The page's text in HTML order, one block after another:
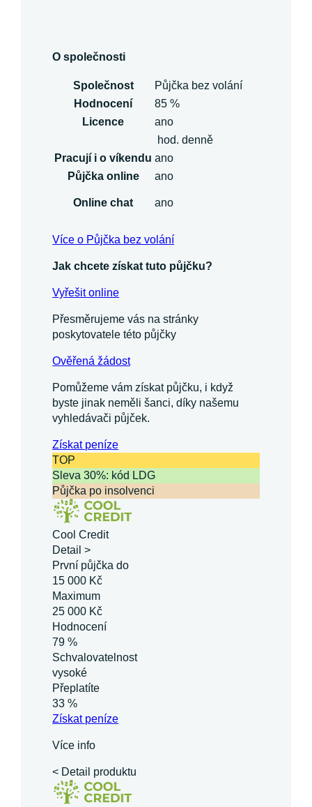
O společnosti
Společnost
Půjčka bez volání
Hodnocení
85 %
Licence
ano
hod. denně
Pracují i o víkendu ano
Půjčka online
ano
Online chat ano
Více o Půjčka bez volání
Jak chcete získat tuto půjčku?
Vyřešit online
Přesměrujeme vás na stránky
poskytovatele této půjčky
Ověřená žádost
Pomůžeme vám získat půjčku, i když
byste jinak neměli šanci, díky našemu
vyhledávači půjček.
Získatpeníze
TOP
Sleva 30%: kód LDG
Půjčka po insolvenci
Cool Credit
Detail >
První půjčka do
15 000 Kč
Maximum
25 000 Kč
Hodnocení
79 %
Schvalovatelnost
vysoké
Přeplatíte
33 %
Získatpeníze
Více info
< Detail produktu